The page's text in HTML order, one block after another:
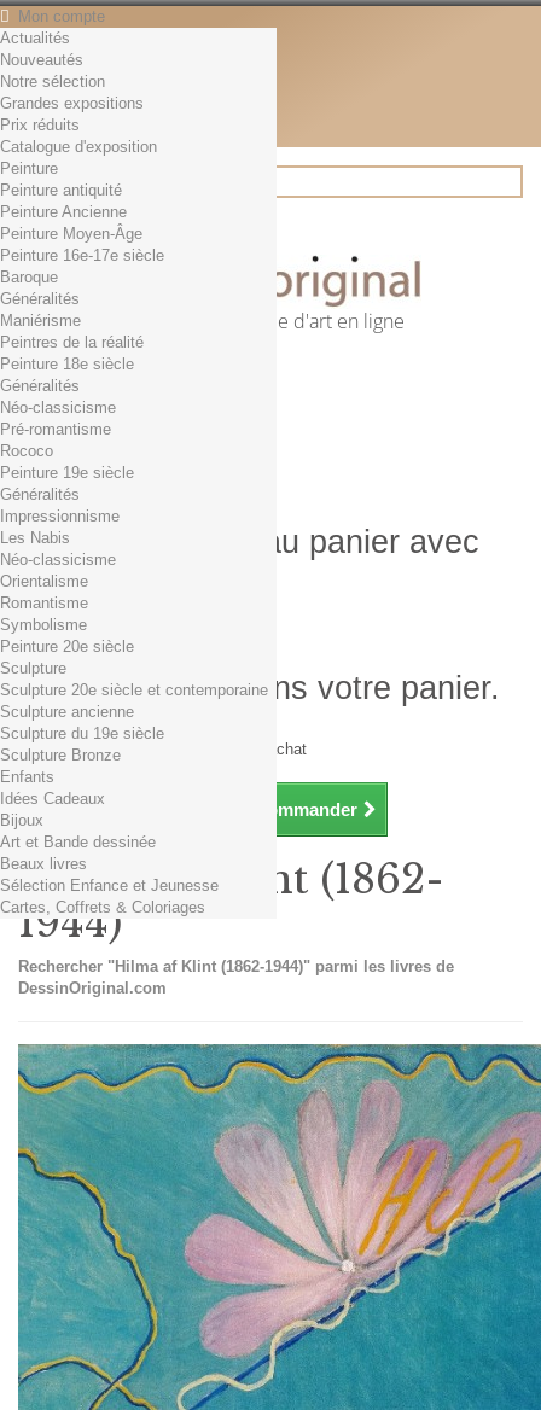
Mon compte
Contact
Français
English
Français
Actualités
Rechercher
Première librairie d'art en ligne
Panier (vide)
Aucun produit
0,01€ dès 29€ d'achat
0,00 € Total
Commander
Produit ajouté au panier avec
succès
Quantité
Total
Il y a 1 produit dans votre panier.
Total produits TTC
Frais de port TTC
0,01€ dès 29€ d'achat
Total TTC
Continuer mes achats Commander
Actualités
Nouveautés
Notre sélection
Grandes expositions
Prix réduits
Catalogue d'exposition
Peinture
Peinture antiquité
Peinture Ancienne
Peinture Moyen-Âge
Peinture 16e-17e siècle
Baroque
Généralités
Maniérisme
Peintres de la réalité
Peinture 18e siècle
Généralités
Néo-classicisme
Pré-romantisme
Rococo
Peinture 19e siècle
Généralités
Impressionnisme
Les Nabis
Néo-classicisme
Orientalisme
Romantisme
Symbolisme
Peinture 20e siècle
Sculpture
Sculpture 20e siècle et contemporaine
Sculpture ancienne
Sculpture du 19e siècle
Sculpture Bronze
Enfants
Idées Cadeaux
Bijoux
Art et Bande dessinée
Beaux livres
Sélection Enfance et Jeunesse
Cartes, Coffrets & Coloriages
Hilma af Klint (1862-
1944)
Rechercher "Hilma af Klint (1862-1944)" parmi les livres de
DessinOriginal.com